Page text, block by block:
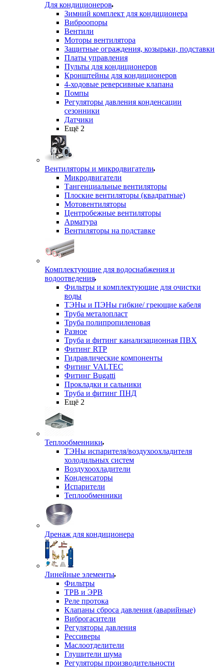
Для кондиционеров
Зимний комплект для кондиционера
Виброопоры
Вентили
Моторы вентилятора
Защитные ограждения, козырьки, подставки
Платы управления
Пульты для кондиционеров
Кронштейны для кондиционеров
4-ходовые реверсивные клапана
Помпы
Регуляторы давления конденсации
сезонники
Датчики
Ещё 2
Вентиляторы и микродвигатели
Микродвигатели
Тангенциальные вентиляторы
Плоские вентиляторы (квадратные)
Мотовентиляторы
Центробежные вентиляторы
Арматура
Вентиляторы на подставке
Комплектующие для водоснабжения и
водоотведения
Фильтры и комплектующие для очистки
воды
ТЭНы и ПЭНы гибкие/ греющие кабеля
Труба металопласт
Труба полипропиленовая
Разное
Труба и фитинг канализационная ПВХ
Фитинг RTP
Гидравлические компоненты
Фитинг VALTEC
Фитинг Bugatti
Прокладки и сальники
Труба и фитинг ПНД
Ещё 2
Теплообменники
ТЭНы испарителя/воздухоохладителя
холодильных систем
Воздухоохладители
Конденсаторы
Испарители
Теплообменники
Дренаж для кондиционера
Линейные элементы
Фильтры
ТРВ и ЭРВ
Реле протока
Клапаны сброса давления (аварийные)
Виброгасители
Регуляторы давления
Рессиверы
Маслоотделители
Глушители шума
Регуляторы производительности